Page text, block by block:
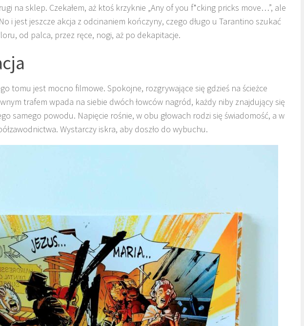
na sklep. Czekałem, aż ktoś krzyknie „Any of you f*cking pricks move…”, ale
i jest jeszcze akcja z odcinaniem kończyny, czego długo u Tarantino szukać
od palca, przez ręce, nogi, aż po dekapitacje.
tomu jest mocno filmowe. Spokojne, rozgrywające się gdzieś na ścieżce
trafem wpada na siebie dwóch łowców nagród, każdy niby znajdujący się
samego powodu. Napięcie rośnie, w obu głowach rodzi się świadomość, a w
Wystarczy iskra, aby doszło do wybuchu.